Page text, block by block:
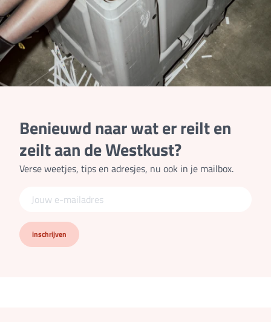
Benieuwd naar wat er reilt en
zeilt aan de Westkust?
Verse weetjes, tips en adresjes, nu ook in je mailbox.
inschrijven